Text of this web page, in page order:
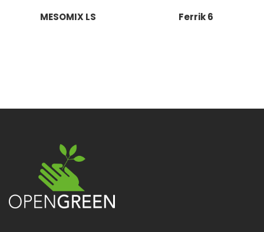
MESOMIX LS Ferrik 6